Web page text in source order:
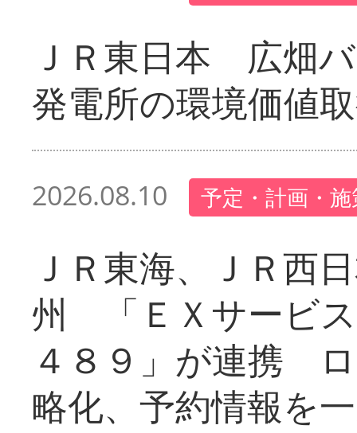
ＪＲ東日本 広畑
発電所の環境価値
2026.08.10 予定・計画・
ＪＲ東海、ＪＲ西
州 「ＥＸサービ
４８９」が連携
略化、予約情報を